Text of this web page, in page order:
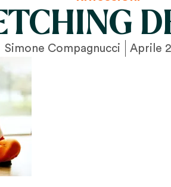
Simone Compagnucci Aprile